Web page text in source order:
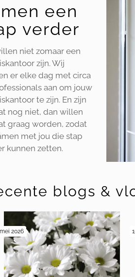
een
verder
niet zomaar een
zijn. Wij
er elke dag met circa
aan om jouw
te zijn. En zijn
nog niet, dan willen
graag worden, zodat
met jou die stap
kunnen zetten.
blogs &
2026